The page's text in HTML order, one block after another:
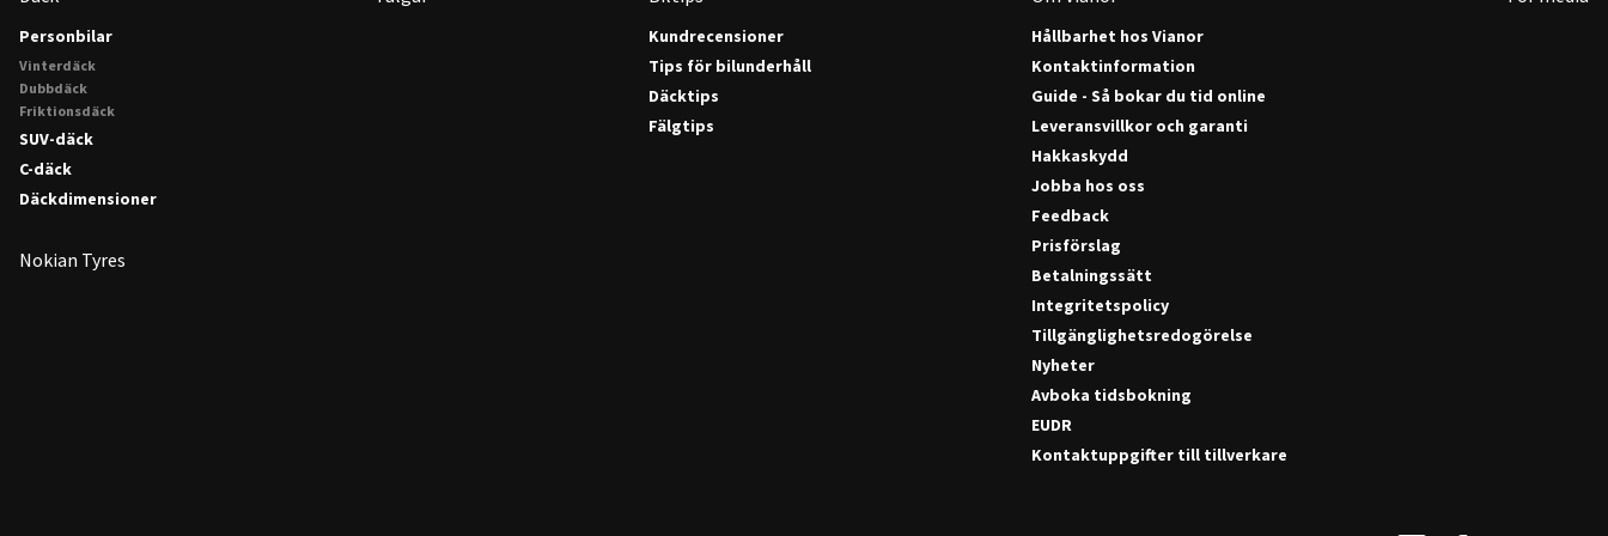
Personbilar
Vinterdäck
Dubbdäck
Friktionsdäck
SUV-däck
C-däck
Däckdimensioner
Nokian Tyres
Kundrecensioner
Tips för bilunderhåll
Däcktips
Fälgtips
Hållbarhet hos Vianor
Kontaktinformation
Guide - Så bokar du tid online
Leveransvillkor och garanti
Hakkaskydd
Jobba hos oss
Feedback
Prisförslag
Betalningssätt
Integritetspolicy
Tillgänglighetsredogörelse
Nyheter
Avboka tidsbokning
EUDR
Kontaktuppgifter till tillverkare